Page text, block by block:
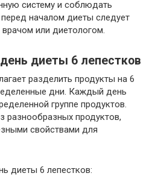
систему и соблюдать
началом диеты следует
врачом или диетологом.
диеты 6 лепестков
разделить продукты на 6
дни. Каждый день
группе продуктов.
разнообразных продуктов,
свойствами для
диеты 6 лепестков: